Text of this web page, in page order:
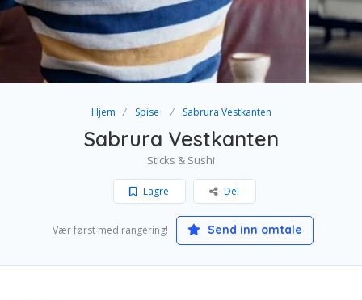
Hjem Spise Sabrura Vestkanten
Sabrura Vestkanten
Sticks & Sushi
Lagre Del
Vær først med rangering! Send inn omtale